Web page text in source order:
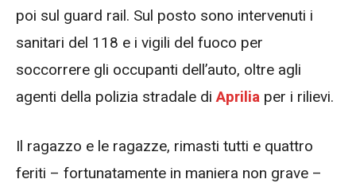
poi sul guard rail. Sul posto sono intervenuti i
sanitari del 118 e i vigili del fuoco per
soccorrere gli occupanti dell’auto, oltre agli
agenti della polizia stradale di Aprilia per i rilievi.
Il ragazzo e le ragazze, rimasti tutti e quattro
feriti – fortunatamente in maniera non grave –